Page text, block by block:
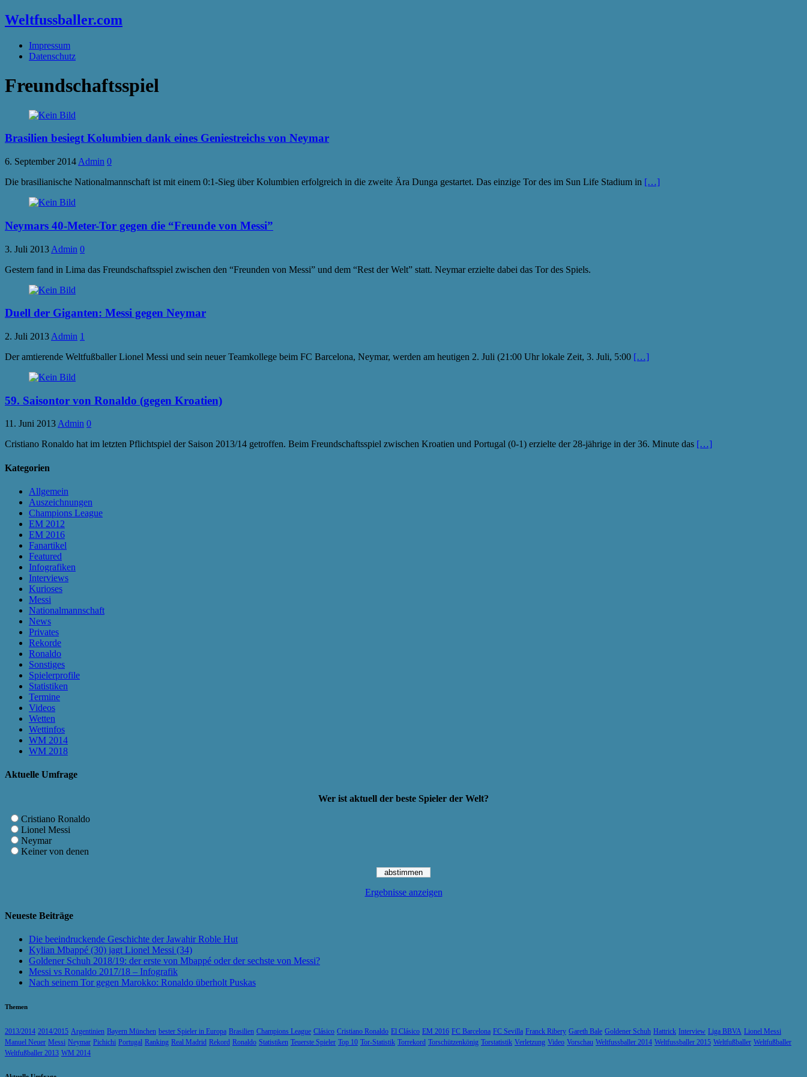
Weltfussballer.com
Impressum
Datenschutz
Freundschaftsspiel
Brasilien besiegt Kolumbien dank eines Geniestreichs von Neymar
6. September 2014 Admin 0
Die brasilianische Nationalmannschaft ist mit einem 0:1-Sieg über Kolumbien erfolgreich in die zweite Ära Dunga gestartet. Das einzige Tor des im Sun Life Stadium in […]
Neymars 40-Meter-Tor gegen die “Freunde von Messi”
3. Juli 2013 Admin 0
Gestern fand in Lima das Freundschaftsspiel zwischen den “Freunden von Messi” und dem “Rest der Welt” statt. Neymar erzielte dabei das Tor des Spiels.
Duell der Giganten: Messi gegen Neymar
2. Juli 2013 Admin 1
Der amtierende Weltfußballer Lionel Messi und sein neuer Teamkollege beim FC Barcelona, Neymar, werden am heutigen 2. Juli (21:00 Uhr lokale Zeit, 3. Juli, 5:00 […]
59. Saisontor von Ronaldo (gegen Kroatien)
11. Juni 2013Admin 0
Cristiano Ronaldo hat im letzten Pflichtspiel der Saison 2013/14 getroffen. Beim Freundschaftsspiel zwischen Kroatien und Portugal (0-1) erzielte der 28-jährige in der 36. Minute das […]
Kategorien
Allgemein
Auszeichnungen
Champions League
EM 2012
EM 2016
Fanartikel
Featured
Infografiken
Interviews
Kurioses
Messi
Nationalmannschaft
News
Privates
Rekorde
Ronaldo
Sonstiges
Spielerprofile
Statistiken
Termine
Videos
Wetten
Wettinfos
WM 2014
WM 2018
Aktuelle Umfrage
Wer ist aktuell der beste Spieler der Welt?
Cristiano Ronaldo
Lionel Messi
Neymar
Keiner von denen
Ergebnisse anzeigen
Neueste Beiträge
Die beeindruckende Geschichte der Jawahir Roble Hut
Kylian Mbappé (30) jagt Lionel Messi (34)
Goldener Schuh 2018/19: der erste von Mbappé oder der sechste von Messi?
Messi vs Ronaldo 2017/18 – Infografik
Nach seinem Tor gegen Marokko: Ronaldo überholt Puskas
Themen
2013/2014 2014/2015 Argentinien Bayern München bester Spieler in Europa Brasilien Champions League Clásico Cristiano Ronaldo El Clásico EM 2016 FC Barcelona FC Sevilla Franck Ribery Gareth Bale Goldener Schuh Hattrick Interview Liga BBVA Lionel Messi
Manuel Neuer Messi Neymar Pichichi Portugal Ranking Real Madrid Rekord Ronaldo Statistiken Teuerste Spieler Top 10 Tor-Statistik Torrekord Torschützenkönig Torstatistik Verletzung Video Vorschau Weltfussballer 2014 Weltfussballer 2015 Weltfußballer Weltfußballer
Weltfußballer 2013 WM 2014